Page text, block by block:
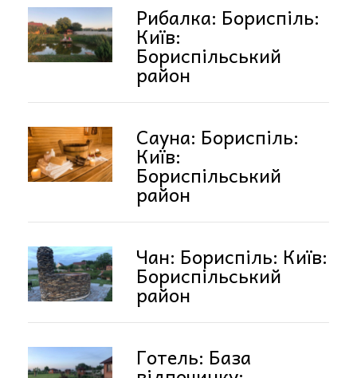
Рибалка: Бориспіль:
Київ:
Бориспільський
район
Сауна: Бориспіль:
Київ:
Бориспільський
район
Чан: Бориспіль: Київ:
Бориспільський
район
Готель: База